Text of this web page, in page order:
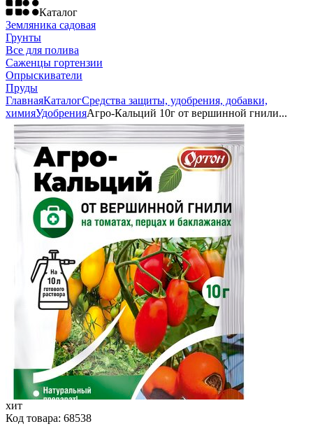
Каталог
Земляника садовая
Грунты
Все для полива
Саженцы гортензии
Опрыскиватели
Пруды
ГлавнаяКаталогСредства защиты, удобрения, добавки,
химияУдобренияАгро-Кальций 10г от вершинной гнили...
хит
Код товара: 68538